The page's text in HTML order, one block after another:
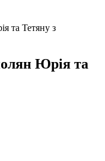
та Тетяну з
Юрія та